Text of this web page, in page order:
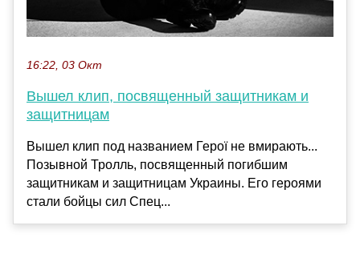
16:22, 03 Окт
Вышел клип, посвященный защитникам и
защитницам
Вышел клип под названием Герої не вмирають...
Позывной Тролль, посвященный погибшим
защитникам и защитницам Украины. Его героями
стали бойцы сил Спец...